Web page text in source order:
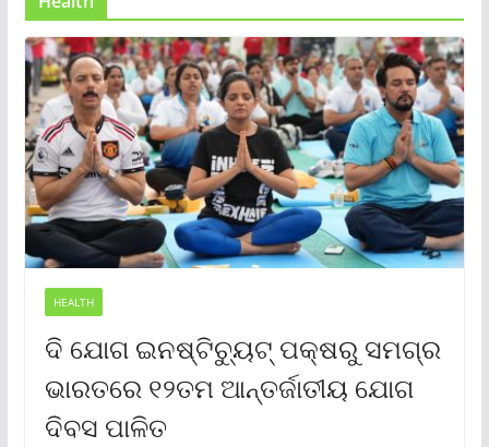
HEALTH
ଦି ଯୋଗ ଇନଷ୍ଟିଚ୍ୟୁଟ୍ ପକ୍ଷରୁ ସମଗ୍ର
ଭାରତରେ ୧୨ତମ ଆନ୍ତର୍ଜାତୀୟ ଯୋଗ
ଦିବସ ପାଳିତ